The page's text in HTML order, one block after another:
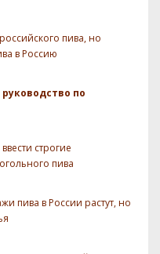
пива, но
в Россию
по
строгие
пива
пива в России растут, но